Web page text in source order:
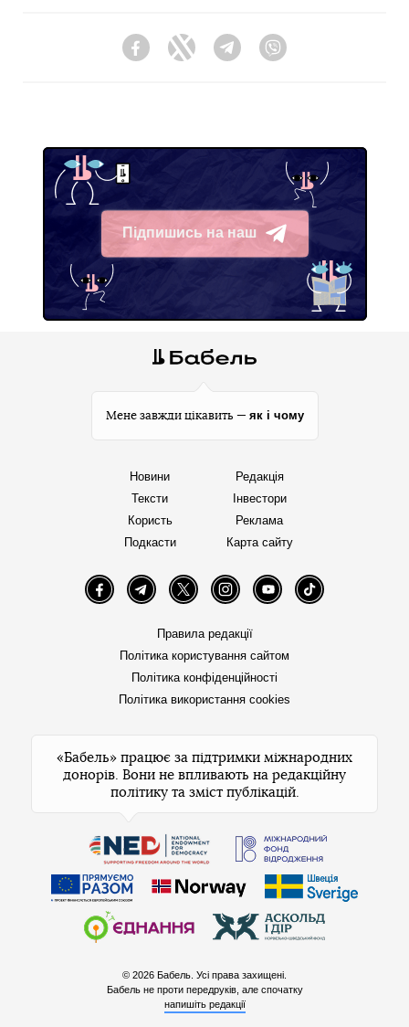
FacebookTwitter Telegram
Підпишись на наш
Telegram
Мене завжди цікавить — як і чому
Новини
Тексти
Користь
Подкасти
Редакція
Інвестори
Реклама
Карта сайту
FacebookTelegramTwitter InstagramYouTube TikTok
Правила редакції
Політика користування сайтом
Політика конфіденційності
Політика використання cookies
«Бабель» працює за підтримки міжнародних
донорів. Вони не впливають на редакційну
політику та зміст публікацій.
© 2026 Бабель. Усі права захищені.
Бабель не проти передруків, але спочатку
напишіть редакції